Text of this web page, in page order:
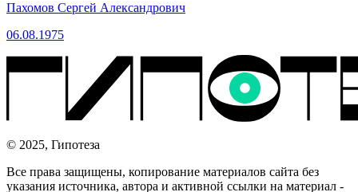
Пахомов Сергей Александрович
06.08.1975
© 2025, Гипотеза
Все права защищены, копирование материалов сайта без
указания источника, автора и активной ссылки на материал -